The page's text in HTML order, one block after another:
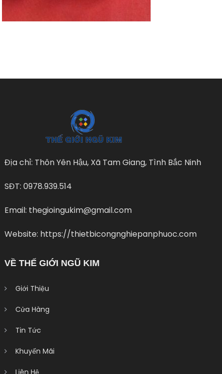
Địa chỉ: Thôn Yên Hậu, Xã Tam Giang, Tình Bắc Ninh
SĐT: 0978.939.514
Email: thegioingukim@gmail.com
Website: https://thietbicongnghiepanphuoc.com
VỀ THẾ GIỚI NGŨ KIM
Giới Thiệu
Cửa Hàng
Tin Tức
Khuyến Mãi